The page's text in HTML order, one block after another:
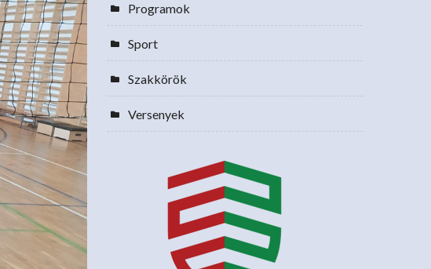
Programok
Sport
Szakkörök
Versenyek